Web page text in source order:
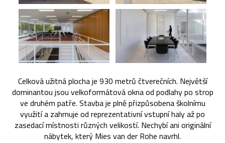
Celková užitná plocha je 930 metrů čtverečních. Největší
dominantou jsou velkoformátová okna od podlahy po strop
ve druhém patře. Stavba je plně přizpůsobena školnímu
využití a zahrnuje od reprezentativní vstupní haly až po
zasedací místnosti různých velikostí. Nechybí ani originální
nábytek, který Mies van der Rohe navrhl.